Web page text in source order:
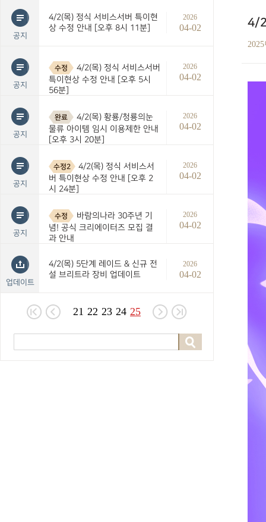
공지
4/2(목) 정식 서비스서버 특이현
상 수정 안내 [오후 8시 11분]
2026
04-02
공지
수정
4/2(목) 정식 서비스서버
특이현상 수정 안내 [오후 5시
56분]
2026
04-02
공지
완료
4/2(목) 황룡/청룡의눈
물류 아이템 임시 이용제한 안내
[오후 3시 20분]
2026
04-02
공지
수정2
4/2(목) 정식 서비스서
버 특이현상 수정 안내 [오후 2
시 24분]
2026
04-02
공지
수정
바람의나라 30주년 기
념! 공식 크리에이터즈 모집 결
과 안내
2026
04-02
업데이트
4/2(목) 5단계 레이드 & 신규 전
설 브리트라 장비 업데이트
2026
04-02
21 22 23 24 25
4/